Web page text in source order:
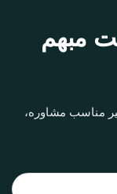
مبهم
مناسب مشاوره،